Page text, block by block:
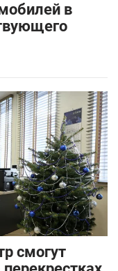
в
смогут